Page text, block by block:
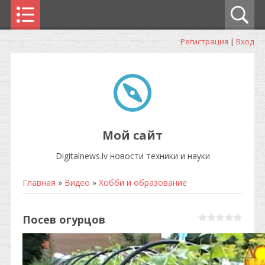
Регистрация | Вход
Мой сайт
Digitalnews.lv новости техники и науки
Главная » Видео » Хобби и образование
Посев огурцов